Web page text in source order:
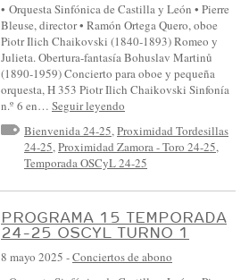
• Orquesta Sinfónica de Castilla y León • Pierre
Bleuse, director • Ramón Ortega Quero, oboe
Piotr Ilich Chaikovski (1840-1893) Romeo y
Julieta. Obertura-fantasía Bohuslav Martinů
(1890-1959) Concierto para oboe y pequeña
orquesta, H 353 Piotr Ilich Chaikovski Sinfonía
n.º 6 en… Seguir leyendo
Bienvenida 24-25,Proximidad Tordesillas
24-25,Proximidad Zamora - Toro 24-25,
Temporada OSCyL 24-25
PROGRAMA 15 TEMPORADA
24-25 OSCYL TURNO 1
8 mayo 2025 -Conciertos de abono